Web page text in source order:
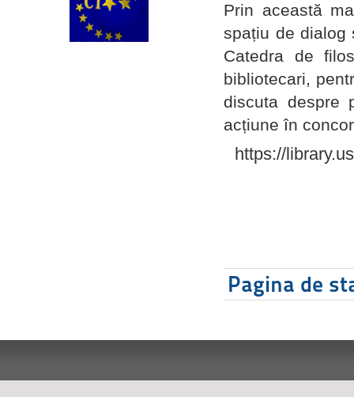
Prin această
spațiu de dialog
Catedra de
bibliotecari,
discuta despre
acțiune în
https://
Pagina de